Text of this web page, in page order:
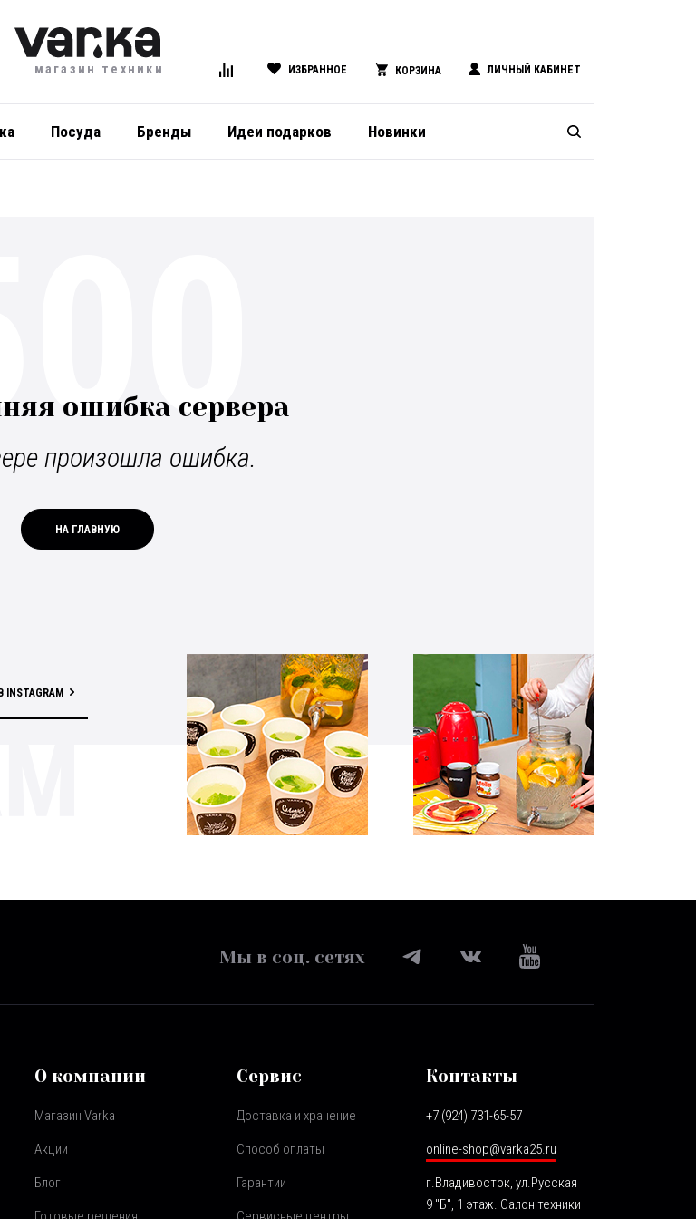
магазин техники ИЗБРАННОЕ КОРЗИНА ЛИЧНЫЙ КАБИНЕТ
Посуда Бренды Идеи подарков Новинки
ошибка сервера
произошла ошибка.
НА ГЛАВНУЮ
INSTAGRAM
Мы в соц. сетях
О компании
Магазин Varka
Акции
Блог
Сервис
Доставка и хранение
Способ оплаты
Гарантии
Контакты
+7 (924) 731-65-57
online-shop@varka25.ru
г.Владивосток, ул.Русская
9 "Б", 1 этаж. Салон техники